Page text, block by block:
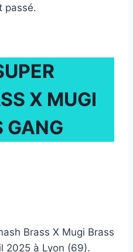
passé.
X MUGI
GANG
Brass X Mugi Brass
2025 à Lyon (69).